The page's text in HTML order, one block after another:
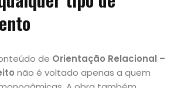
de Orientação Relacional –
não é voltado apenas a quem